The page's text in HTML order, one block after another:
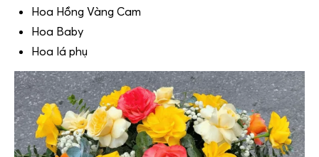
Hoa Hồng Vàng Cam
Hoa Baby
Hoa lá phụ